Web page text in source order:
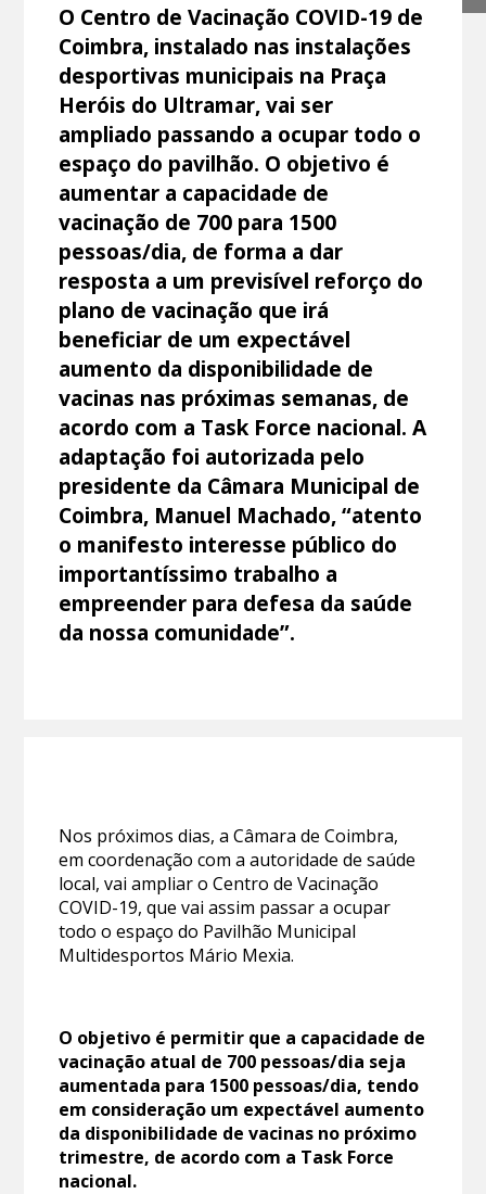
O Centro de Vacinação COVID-19 de
Coimbra, instalado nas instalações
desportivas municipais na Praça
Heróis do Ultramar, vai ser
ampliado passando a ocupar todo o
espaço do pavilhão. O objetivo é
aumentar a capacidade de
vacinação de 700 para 1500
pessoas/dia, de forma a dar
resposta a um previsível reforço do
plano de vacinação que irá
beneficiar de um expectável
aumento da disponibilidade de
vacinas nas próximas semanas, de
acordo com a Task Force nacional. A
adaptação foi autorizada pelo
presidente da Câmara Municipal de
Coimbra, Manuel Machado, “atento
o manifesto interesse público do
importantíssimo trabalho a
empreender para defesa da saúde
da nossa comunidade”.
Nos próximos dias, a Câmara de Coimbra,
em coordenação com a autoridade de saúde
local, vai ampliar o Centro de Vacinação
COVID-19, que vai assim passar a ocupar
todo o espaço do Pavilhão Municipal
Multidesportos Mário Mexia.
O objetivo é permitir que a capacidade de
vacinação atual de 700 pessoas/dia seja
aumentada para 1500 pessoas/dia, tendo
em consideração um expectável aumento
da disponibilidade de vacinas no próximo
trimestre, de acordo com a Task Force
nacional.